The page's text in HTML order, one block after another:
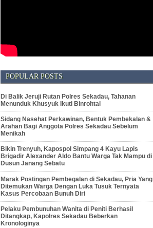
POPULAR POSTS
Di Balik Jeruji Rutan Polres Sekadau, Tahanan
Menunduk Khusyuk Ikuti Binrohtal
Sidang Nasehat Perkawinan, Bentuk Pembekalan &
Arahan Bagi Anggota Polres Sekadau Sebelum
Menikah
Bikin Trenyuh, Kapospol Simpang 4 Kayu Lapis
Brigadir Alexander Aldo Bantu Warga Tak Mampu di
Dusun Janang Sebatu
Marak Postingan Pembegalan di Sekadau, Pria Yang
Ditemukan Warga Dengan Luka Tusuk Ternyata
Kasus Percobaan Bunuh Diri
Pelaku Pembunuhan Wanita di Peniti Berhasil
Ditangkap, Kapolres Sekadau Beberkan
Kronologinya